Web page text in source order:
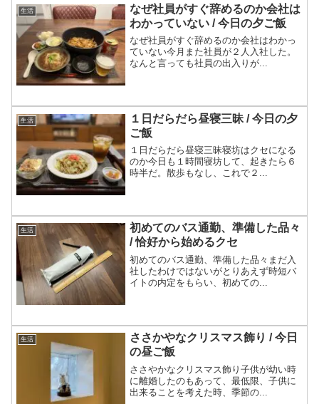
生活
なぜ社員がすぐ辞めるのか会社は
わかっていない / 今日の夕ご飯
なぜ社員がすぐ辞めるのか会社はわかっ
ていない今月また社員が２人入社した。
なんと言っても社員の出入りが...
生活
１日だらだら昼寝三昧 / 今日の夕
ご飯
１日だらだら昼寝三昧寝坊はクセになる
のか今日も１時間寝坊して、起きたら６
時半だ。散歩もなし、これで２...
生活
初めてのバス通勤、準備した品々
/ 恰好から始めるクセ
初めてのバス通勤、準備した品々まだ入
社したわけではないがとりあえず時短バ
イトの内定をもらい、初めての...
生活
ささかやなクリスマス飾り / 今日
の昼ご飯
ささやかなクリスマス飾り子供が幼い時
に離婚したのもあって、最低限、子供に
出来ることを考えた時、季節の...